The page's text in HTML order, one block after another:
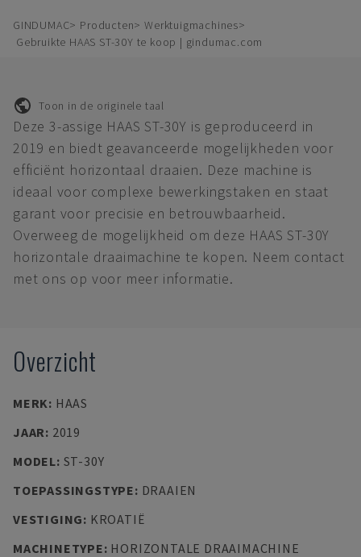
GINDUMAC Producten
Werktuigmachines
Gebruikte HAAS ST-30Y te koop | gindumac.com
Toon in de originele taal
Deze 3-assige HAAS ST-30Y is geproduceerd in
2019 en biedt geavanceerde mogelijkheden voor
efficiënt horizontaal draaien. Deze machine is
ideaal voor complexe bewerkingstaken en staat
garant voor precisie en betrouwbaarheid.
Overweeg de mogelijkheid om deze HAAS ST-30Y
horizontale draaimachine te kopen. Neem contact
met ons op voor meer informatie.
Overzicht
MERK: HAAS
JAAR: 2019
MODEL: ST-30Y
TOEPASSINGSTYPE: DRAAIEN
VESTIGING: KROATIË
MACHINETYPE: HORIZONTALE DRAAIMACHINE